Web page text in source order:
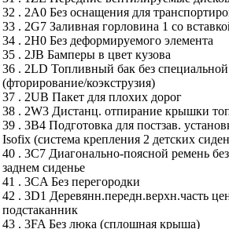
32 . 2A0 Без оснащения для
33 . 2G7 Заливная горловина 1 со
34 . 2H0 Без деформируемого элемента
35 . 2JB Бамперы в цвет кузова
36 . 2LD Топливный бак без специальной
(фторирование/коэкструзия)
37 . 2UB Пакет для плохих дорог
38 . 2W3 Дистанц. отпирание крышки
39 . 3B4 Подготовка для постзав.
Isofix (система крепления 2 детских
40 . 3C7 Диагонально-поясной ремень
заднем сиденье
41 . 3CA Без перегородки
42 . 3D1 Деревянн.передн.верхн.часть
подстаканник
43 . 3FA Без люка (сплошная крыша)